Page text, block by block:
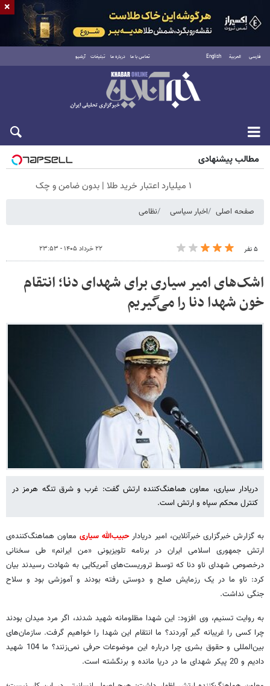
فارسی العربية English تماس با ما درباره ما تبلیغات آرشیو
جمعه ۱۶ مرداد ۱۴۰۵
مطالب پیشنهادی
۱ میلیارد اعتبار خرید طلا | بدون ضامن و چک
صفحه اصلی اخبار سیاسی نظامی
۵ نفر ۲۲ خرداد ۱۴۰۵ - ۲۳:۵۳
اشک‌های امیر سیاری برای شهدای دنا؛ انتقام
خون شهدا دنا را می‌گیریم
دریادار سیاری، معاون هماهنگ‌کننده ارتش گفت: غرب و شرق تنگه هرمز در
کنترل محکم سپاه و ارتش است.
به گزارش خبرگزاری خبرآنلاین، امیر دریادار حبیب‌الله سیاریمعاون هماهنگ‌کننده‌ی
ارتش جمهوری اسلامی ایران در برنامه تلویزیونی «من ایرانم» طی سخنانی
درخصوص شهدای ناو دنا که توسط تروریست‌های آمریکایی به شهادت رسیدند بیان
کرد: ناو ما در یک رزمایش صلح و دوستی رفته بودند و آموزشی بود و سلاح
جنگی نداشت.
به روایت تسنیم، وی افزود: این شهدا مظلومانه شهید شدند، اگر مرد میدان بودند
چرا کسی را غریبانه گیر آوردند؟ ما انتقام این شهدا را خواهیم گرفت. سازمان‌های
بین‌المللی و حقوق بشری چرا درباره این موضوعات حرفی نمی‌زنند؟ ما 104 شهید
دادیم و 20 پیکر شهدای ما در دریا مانده و برنگشته است.
×